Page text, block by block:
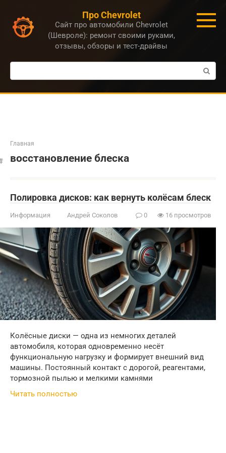
контенту
Про Chevrolet
Сайт про автомобили Chevrolet
(Шевроле): ремонт своими руками,
отзывы, обзоры и тест-драйвы
Поиск:
Главная
восстановление блеска
Полировка дисков: как вернуть колёсам блеск
Информация Андрей Соколов 0 16 просмотров
Колёсные диски — одна из немногих деталей
автомобиля, которая одновременно несёт
функциональную нагрузку и формирует внешний вид
машины. Постоянный контакт с дорогой, реагентами,
тормозной пылью и мелкими камнями
Читать полностью